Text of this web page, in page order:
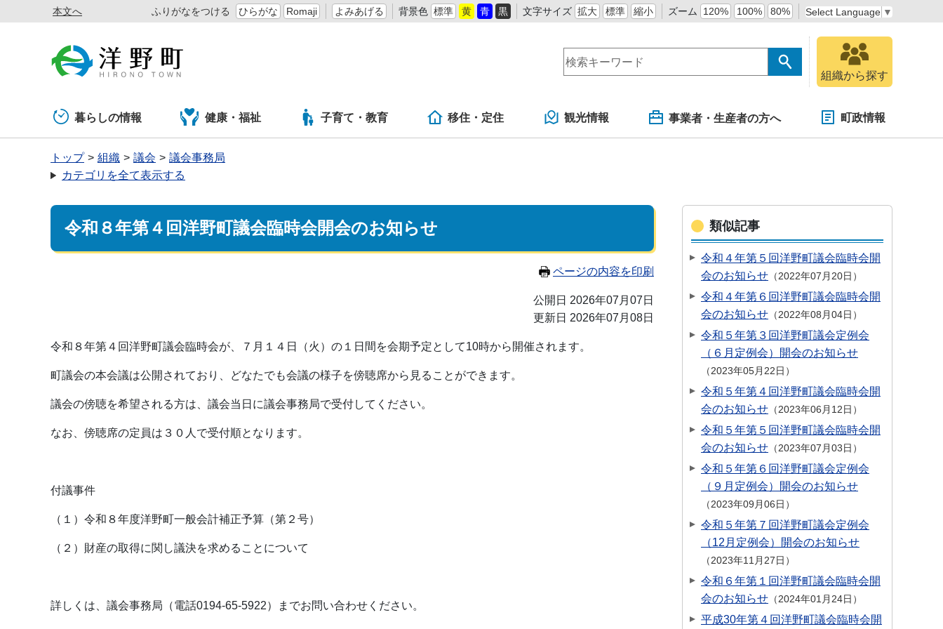
本文へ ふりがなをつける ひらがな Romaji よみあげる 背景色 標準 黄 青 黒 文字サイズ 拡大 標準 縮小 ズーム 120% 100% 80% Select Language ▼
組織から探す
暮らしの情報 健康・福祉 子育て・教育 移住・定住 観光情報 事業者・生産者の方へ 町政情報
トップ 組織 議会
議会事務局
カテゴリを全て表示する
令和８年第４回洋野町議会臨時会開会のお知らせ
ページの内容を印刷
公開日 2026年07月07日
更新日 2026年07月08日
令和８年第４回洋野町議会臨時会が、７月１４日（火）の１日間を会期予定として10時から開催されます。
町議会の本会議は公開されており、どなたでも会議の様子を傍聴席から見ることができます。
議会の傍聴を希望される方は、議会当日に議会事務局で受付してください。
なお、傍聴席の定員は３０人で受付順となります。
付議事件
（１）令和８年度洋野町一般会計補正予算（第２号）
（２）財産の取得に関し議決を求めることについて
詳しくは、議会事務局（電話0194-65-5922）までお問い合わせください。
類似記事
令和４年第５回洋野町議会臨時会開
会のお知らせ
2022年07月20日
令和４年第６回洋野町議会臨時会開
会のお知らせ
2022年08月04日
令和５年第３回洋野町議会定例会
（６月定例会）開会のお知らせ
2023年05月22日
令和５年第４回洋野町議会臨時会開
会のお知らせ
2023年06月12日
令和５年第５回洋野町議会臨時会開
会のお知らせ
2023年07月03日
令和５年第６回洋野町議会定例会
（９月定例会）開会のお知らせ
2023年09月06日
令和５年第７回洋野町議会定例会
（12月定例会）開会のお知らせ
2023年11月27日
令和６年第１回洋野町議会臨時会開
会のお知らせ
2024年01月24日
平成30年第４回洋野町議会臨時会開